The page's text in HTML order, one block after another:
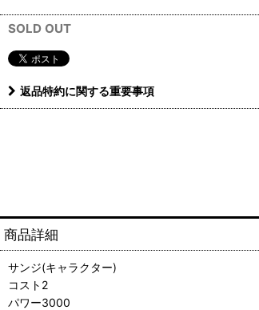
SOLD OUT
返品特約に関する重要事項
商品詳細
サンジ(キャラクター)
コスト2
パワー3000